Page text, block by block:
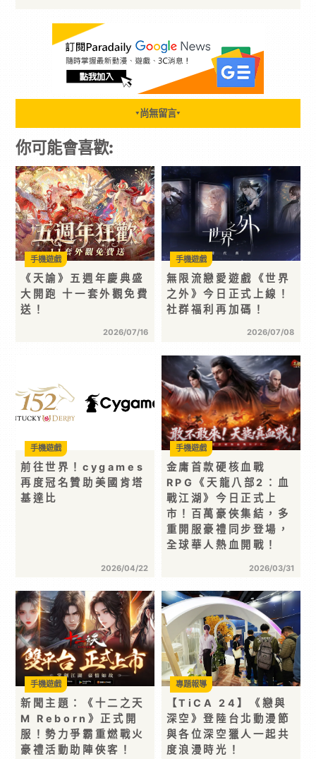
▼ 尚無留言▼
你可能會喜歡:
《天諭》五週年慶典盛
大開跑 十一套外觀免費
送！
2026/07/16
手機遊戲
無限流戀愛遊戲《世界
之外》今日正式上線！
社群福利再加碼！
2026/07/08
手機遊戲
前往世界！cygames
再度冠名贊助美國肯塔
基達比
2026/04/22
手機遊戲
金庸首款硬核血戰
RPG《天龍八部2：血
戰江湖》今日正式上
市！百萬豪俠集結，多
重開服豪禮同步登場，
全球華人熱血開戰！
2026/03/31
手機遊戲
新聞主題：《十二之天
M Reborn》正式開
服！勢力爭霸重燃戰火
豪禮活動助陣俠客！
手機遊戲
【TiCA 24】《戀與
深空》登陸台北動漫節
與各位深空獵人一起共
度浪漫時光！
專題報導